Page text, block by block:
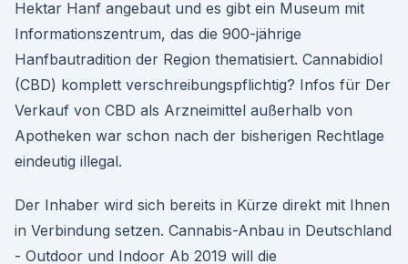
Hektar Hanf angebaut und es gibt ein Museum mit
Informationszentrum, das die 900-jährige
Hanfbautradition der Region thematisiert. Cannabidiol
(CBD) komplett verschreibungspflichtig? Infos für Der
Verkauf von CBD als Arzneimittel außerhalb von
Apotheken war schon nach der bisherigen Rechtlage
eindeutig illegal.
Der Inhaber wird sich bereits in Kürze direkt mit Ihnen
in Verbindung setzen. Cannabis-Anbau in Deutschland
- Outdoor und Indoor Ab 2019 will die